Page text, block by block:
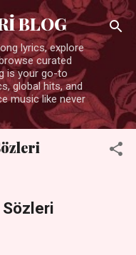
BLOG
lyrics, explore
curated
is your go-to
global hits, and
music like never
Sözleri